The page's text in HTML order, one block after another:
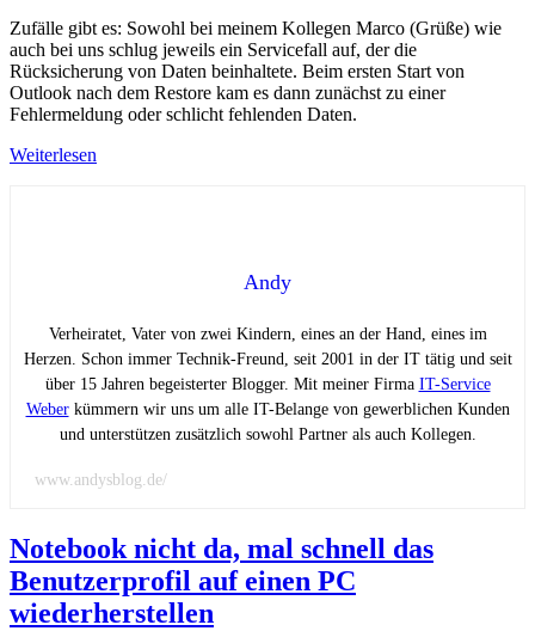
Zufälle gibt es: Sowohl bei meinem Kollegen Marco (Grüße) wie
auch bei uns schlug jeweils ein Servicefall auf, der die
Rücksicherung von Daten beinhaltete. Beim ersten Start von
Outlook nach dem Restore kam es dann zunächst zu einer
Fehlermeldung oder schlicht fehlenden Daten.
Weiterlesen
Andy
Verheiratet, Vater von zwei Kindern, eines an der Hand, eines im
Herzen. Schon immer Technik-Freund, seit 2001 in der IT tätig und seit
über 15 Jahren begeisterter Blogger. Mit meiner Firma IT-Service
Weberkümmern wir uns um alle IT-Belange von gewerblichen Kunden
und unterstützen zusätzlich sowohl Partner als auch Kollegen.
www.andysblog.de/
Notebook nicht da, mal schnell das
Benutzerprofil auf einen PC
wiederherstellen